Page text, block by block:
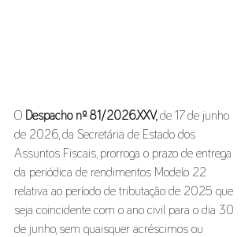
O Despacho nº 81/2026.XXV, de 17 de junho
de 2026, da Secretária de Estado dos
Assuntos Fiscais, prorroga o prazo de entrega
da periódica de rendimentos Modelo 22
relativa ao período de tributação de 2025 que
seja coincidente com o ano civil para o dia 30
de junho, sem quaisquer acréscimos ou